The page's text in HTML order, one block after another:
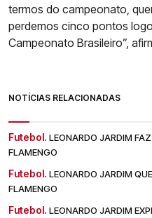
termos do campeonato,
perdemos cinco pontos
Campeonato Brasileiro”,
NOTÍCIAS RELACIONADAS
Futebol. LEONARDO JARDIM
FLAMENGO
Futebol. LEONARDO JARDIM
FLAMENGO
Futebol. LEONARDO JARDIM